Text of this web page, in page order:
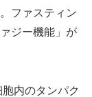
ファスティン
ジー機能」が
内のタンパク